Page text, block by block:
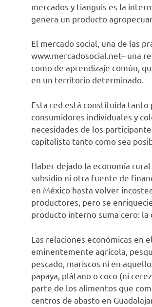
mercados y tianguis es la
genera un producto
El mercado social, una de las
www.mercadosocial.net– una
como de aprendizaje común,
en un territorio determinado.
Esta red está constituida tanto
consumidores individuales y
necesidades de los
capitalista tanto como sea
Haber dejado la economía
subsidio ni otra fuente de
en México hasta volver
productores, pero se
producto interno suma cero: la
Las relaciones económicas en
eminentemente agrícola,
pescado, mariscos ni en
papaya, plátano o coco (ni
parte de los alimentos que
centros de abasto en